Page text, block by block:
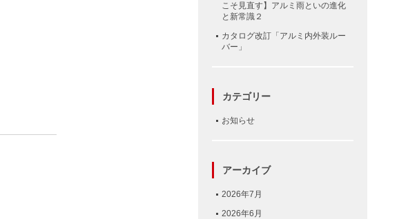
こそ見直す】アルミ雨といの進化
と新常識２
カタログ改訂「アルミ内外装ルー
バー」
カテゴリー
お知らせ
アーカイブ
2026年7月
2026年6月